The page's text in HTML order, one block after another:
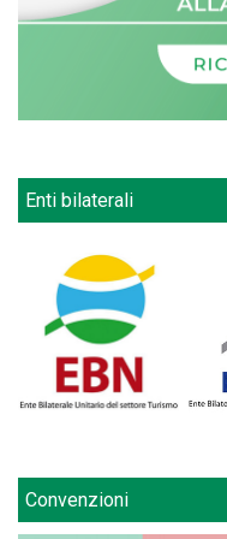
Enti bilaterali
Convenzioni